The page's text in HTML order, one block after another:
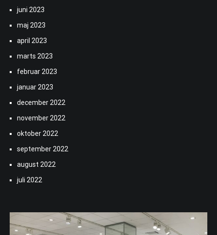
juni 2023
maj 2023
april 2023
marts 2023
februar 2023
januar 2023
december 2022
november 2022
oktober 2022
september 2022
august 2022
juli 2022